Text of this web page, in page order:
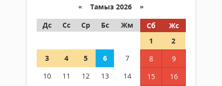
« Тамыз 2026 »
Дс
Сс Ср Бс Жм Сб
Жс
1
2
3
4 5 6 7 8
9
10
11 12 13 14 15
16